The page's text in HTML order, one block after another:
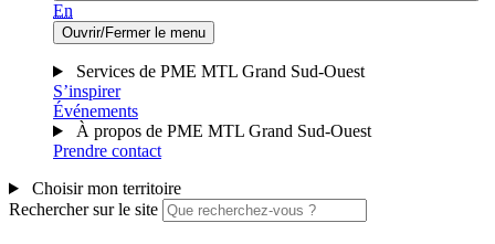
En
Ouvrir/Fermer le menu
Services de PME MTL Grand Sud-Ouest
S’inspirer
Événements
À propos de PME MTL Grand Sud-Ouest
Prendre contact
Choisir mon territoire
Rechercher sur le site